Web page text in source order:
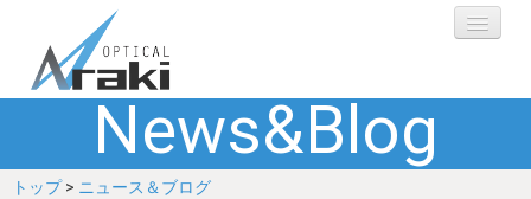
選ばれる理由
ブランド
News&Blog
トップ> ニュース＆ブログ